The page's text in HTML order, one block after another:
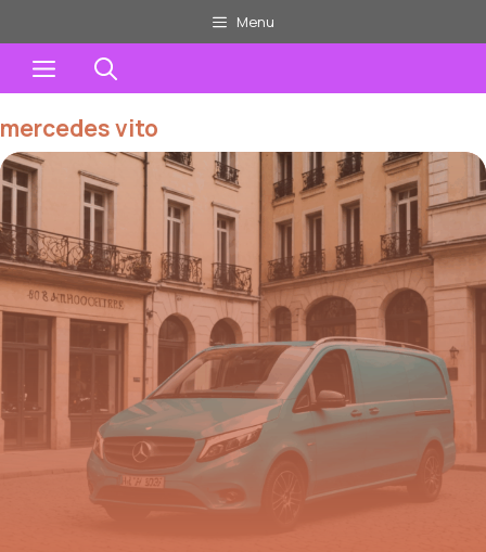
au
contenu
Menu
Menu
mercedes vito